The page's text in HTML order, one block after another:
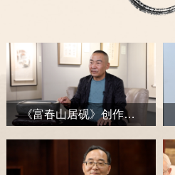
《富春山居砚》创作者宋云峰：希望通过传统文化让两岸同胞加强交流